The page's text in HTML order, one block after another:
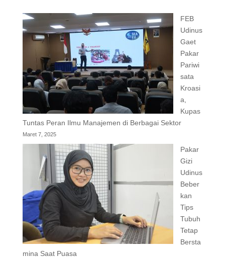
FEB
Udinus
Gaet
Pakar
Pariwi
sata
Kroasi
a,
Kupas
Tuntas Peran Ilmu Manajemen di Berbagai Sektor
Maret 7, 2025
Pakar
Gizi
Udinus
Beber
kan
Tips
Tubuh
Tetap
Bersta
mina Saat Puasa